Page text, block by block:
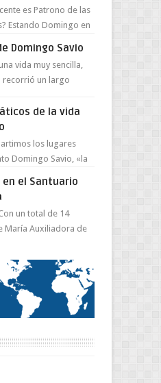
es Patrono de las
Estando Domingo en
día le pide a Don
Domingo Savio
vida muy sencilla,
un largo
de la vida
los lugares
Domingo Savio, «la
en el Santuario
un total de 14
María Auxiliadora de